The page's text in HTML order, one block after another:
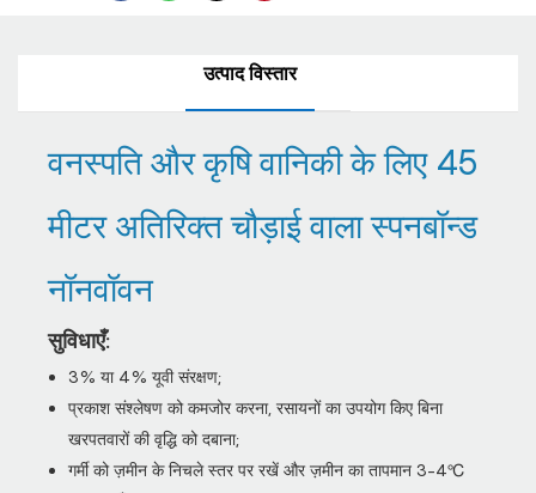
उत्पाद विस्तार
वनस्पति और कृषि वानिकी के लिए 45
मीटर अतिरिक्त चौड़ाई वाला स्पनबॉन्ड
नॉनवॉवन
सुविधाएँ:
3% या 4% यूवी संरक्षण;
प्रकाश संश्लेषण को कमजोर करना, रसायनों का उपयोग किए बिना
खरपतवारों की वृद्धि को दबाना;
गर्मी को ज़मीन के निचले स्तर पर रखें और ज़मीन का तापमान 3-4℃